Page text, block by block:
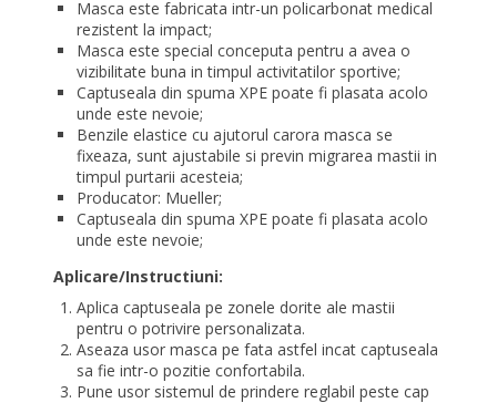
Masca este fabricata intr-un policarbonat medical
rezistent la impact;
Masca este special conceputa pentru a avea o
vizibilitate buna in timpul activitatilor sportive;
Captuseala din spuma XPE poate fi plasata acolo
unde este nevoie;
Benzile elastice cu ajutorul carora masca se
fixeaza, sunt ajustabile si previn migrarea mastii in
timpul purtarii acesteia;
Producator: Mueller;
Captuseala din spuma XPE poate fi plasata acolo
unde este nevoie;
Aplicare/Instructiuni:
Aplica captuseala pe zonele dorite ale mastii
pentru o potrivire personalizata.
Aseaza usor masca pe fata astfel incat captuseala
sa fie intr-o pozitie confortabila.
Pune usor sistemul de prindere reglabil peste cap